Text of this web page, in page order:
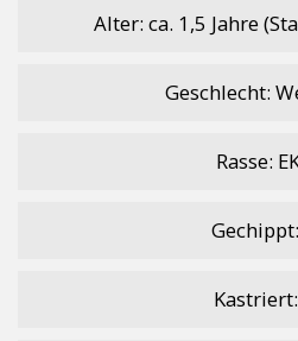
er s
p
y
n
k
n
Alter: ca. 1,5 Jahre
Geschlecht:
Rasse:
Kastriert: